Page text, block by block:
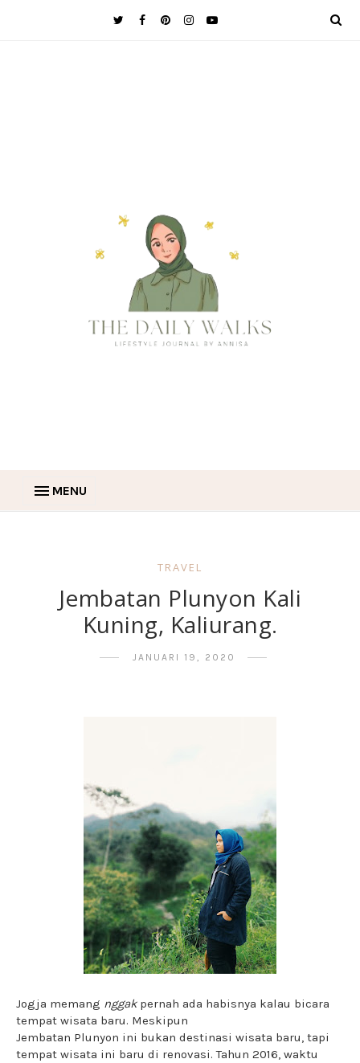
MENU
TRAVEL
Jembatan Plunyon Kali
Kuning, Kaliurang.
JANUARI 19, 2020
Jogja memang nggakpernah ada habisnya kalau bicara
tempat wisata baru. Meskipun
Jembatan Plunyon ini bukan destinasi wisata baru, tapi
tempat wisata ini baru di renovasi. Tahun 2016, waktu